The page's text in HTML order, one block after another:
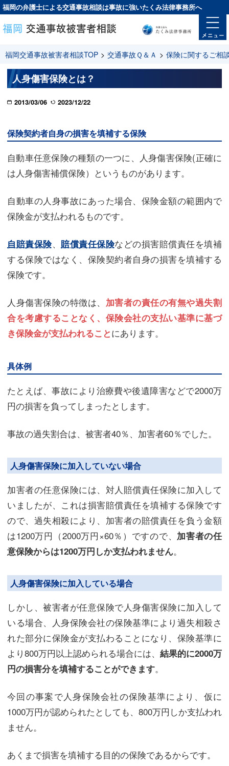
福岡の弁護士による交通事故相談は事故に強いたくみ法律事務所へ
福岡交通事故被害者相談TOP > 交通事故Ｑ＆Ａ > 保険に関するご相
人身傷害保険とは？
2013/03/06 2023/12/22
保険契約者自身の損害を填補する保険
自動車任意保険の種類の一つに、人身傷害保険(正確に
は人身傷害補償保険）というものがあります。
自動車の人身事故にあった場合、保険金額の範囲内で
保険金が支払われるものです。
自賠責保険、 賠償責任保険などの損害賠償責任を填補
する保険ではなく、保険契約者自身の損害を填補する
保険です。
人身傷害保険の特徴は、 加害者の責任の有無や過失割
合を考慮することなく、保険会社の支払い基準に基づ
き保険金が支払われることにあります。
具体例
たとえば、事故により治療費や後遺障害などで2000万
円の損害を負ってしまったとします。
事故の過失割合は、被害者40％、加害者60％でした。
人身傷害保険に加入していない場合
加害者の任意保険には、対人賠償責任保険に加入して
いましたが、これは損害賠償責任を填補する保険です
ので、過失相殺により、加害者の賠償責任を負う金額
は1200万円（2000万円×60％）ですので、 加害者の任
意保険からは1200万円しか支払われません。
人身傷害保険に加入している場合
しかし、被害者が任意保険で人身傷害保険に加入して
いる場合、人身保険会社の保険基準により過失相殺さ
れた部分に保険金が支払わることになり、保険基準に
より800万円以上認められる場合には、 結果的に2000万
円の損害分を填補することができます。
今回の事案で人身保険会社の保険基準により、仮に
1000万円が認められたとしても、800万円しか支払われ
ません。
あくまで損害を填補する目的の保険であるからです。